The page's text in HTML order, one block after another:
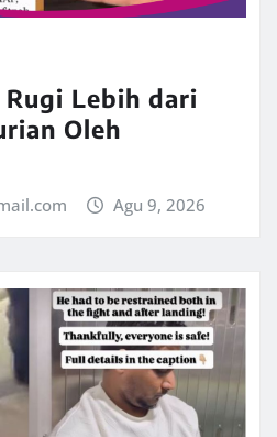
Lebih dari
Oleh
Agu 9, 2026